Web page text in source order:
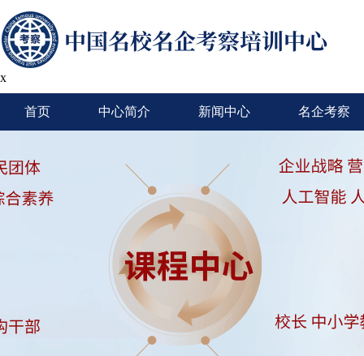
x
首页 中心简介 新闻中心 名企考察